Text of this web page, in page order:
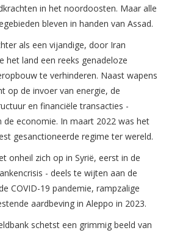
in het noordoosten. Maar alle
bleven in handen van Assad.
als een vijandige, door Iran
het land een reeks genadeloze
te verhinderen. Naast wapens
op de invoer van energie, de
en financiële transacties -
de economie. In maart 2022 was het
gesanctioneerde regime ter wereld.
onheil zich op in Syrië, eerst in de
- deels te wijten aan de
COVID-19 pandemie, rampzalige
aardbeving in Aleppo in 2023.
schetst een grimmig beeld van